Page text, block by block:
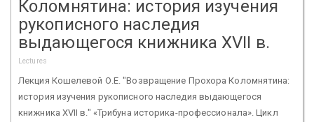
Коломнятина: история изучения
рукописного наследия
выдающегося книжника ХVII в.
Lectures
Лекция Кошелевой О.Е. "Возвращение Прохора Коломнятина:
история изучения рукописного наследия выдающегося
книжника ХVII в." «Трибуна историка-профессионала». Цикл